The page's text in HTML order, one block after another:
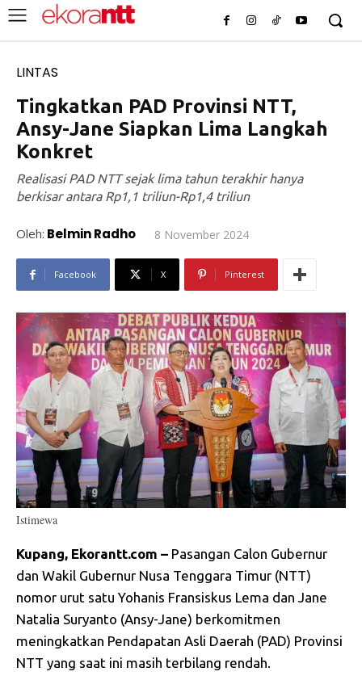
LINTAS
Tingkatkan PAD Provinsi NTT,
Ansy-Jane Siapkan Lima Langkah
Konkret
Realisasi PAD NTT sejak lima tahun terakhir hanya
berkisar antara Rp1,1 triliun-Rp1,4 triliun
Oleh: Belmin Radho 8 November 2024
Facebook X Pinterest
Istimewa
Kupang, Ekorantt.com – Pasangan Calon Gubernur
dan Wakil Gubernur Nusa Tenggara Timur (NTT)
nomor urut satu Yohanis Fransiskus Lema dan Jane
Natalia Suryanto (Ansy-Jane) berkomitmen
meningkatkan Pendapatan Asli Daerah (PAD) Provinsi
NTT yang saat ini masih terbilang rendah.